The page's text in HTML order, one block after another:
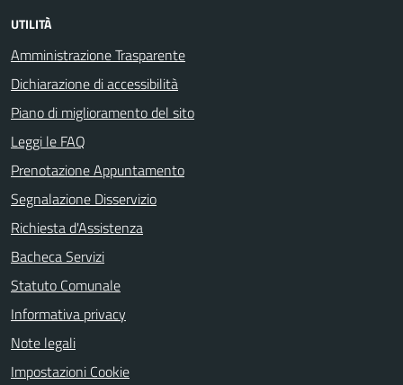
UTILITÀ
Amministrazione Trasparente
Dichiarazione di accessibilità
Piano di miglioramento del sito
Leggi le FAQ
Prenotazione Appuntamento
Segnalazione Disservizio
Richiesta d'Assistenza
Bacheca Servizi
Statuto Comunale
Informativa privacy
Note legali
Impostazioni Cookie